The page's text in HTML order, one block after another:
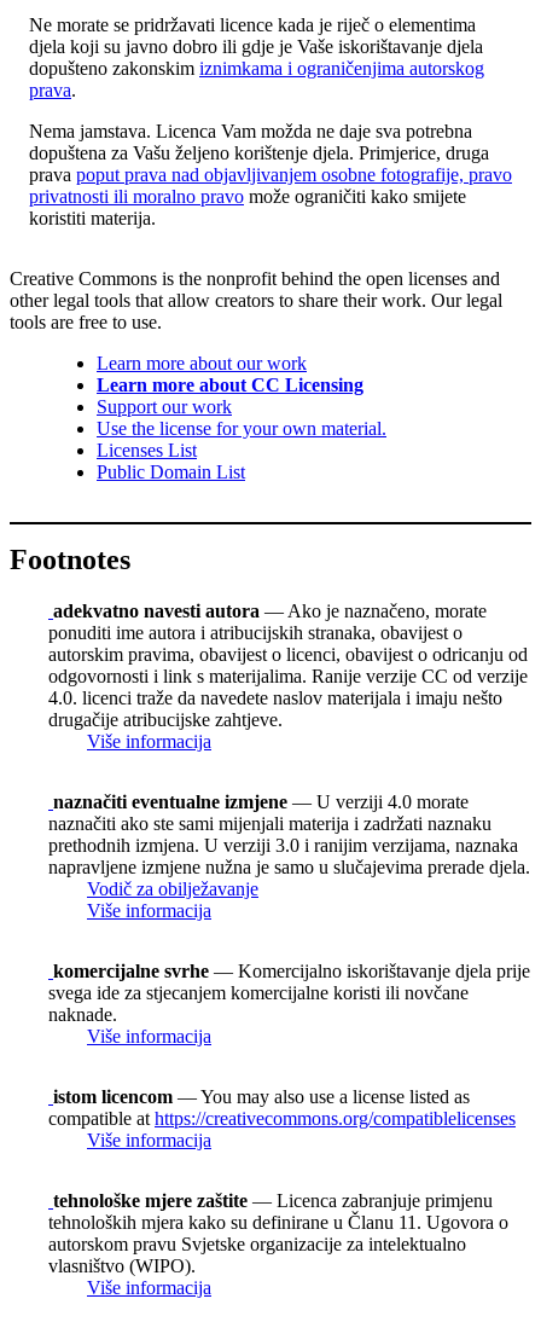
Ne morate se pridržavati licence kada je riječ o elementima
djela koji su javno dobro ili gdje je Vaše iskorištavanje djela
dopušteno zakonskim iznimkama i ograničenjima autorskog
prava.
Nema jamstava. Licenca Vam možda ne daje sva potrebna
dopuštena za Vašu željeno korištenje djela. Primjerice, druga
prava poput prava nad objavljivanjem osobne fotografije, pravo
privatnosti ili moralno pravo može ograničiti kako smijete
koristiti materija.
Creative Commons is the nonprofit behind the open licenses and
other legal tools that allow creators to share their work. Our legal
tools are free to use.
Learn more about our work
Learn more about CC Licensing
Support our work
Use the license for your own material.
Licenses List
Public Domain List
Footnotes
adekvatno navesti autora — Ako je naznačeno, morate
ponuditi ime autora i atribucijskih stranaka, obavijest o
autorskim pravima, obavijest o licenci, obavijest o odricanju od
odgovornosti i link s materijalima. Ranije verzije CC od verzije
4.0. licenci traže da navedete naslov materijala i imaju nešto
drugačije atribucijske zahtjeve.
Više informacija
naznačiti eventualne izmjene — U verziji 4.0 morate
naznačiti ako ste sami mijenjali materija i zadržati naznaku
prethodnih izmjena. U verziji 3.0 i ranijim verzijama, naznaka
napravljene izmjene nužna je samo u slučajevima prerade djela.
Vodič za obilježavanje
Više informacija
komercijalne svrhe — Komercijalno iskorištavanje djela prije
svega ide za stjecanjem komercijalne koristi ili novčane
naknade.
Više informacija
istom licencom — You may also use a license listed as
compatible at https://creativecommons.org/compatiblelicenses
Više informacija
tehnološke mjere zaštite — Licenca zabranjuje primjenu
tehnoloških mjera kako su definirane u Članu 11. Ugovora o
autorskom pravu Svjetske organizacije za intelektualno
vlasništvo (WIPO).
Više informacija